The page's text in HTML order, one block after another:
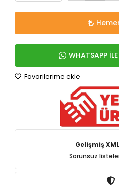
WHATSAPP
Favorilerime ekle
Gelişmiş
Sorunsuz